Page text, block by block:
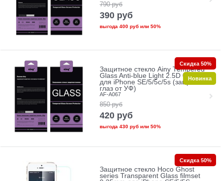
790 руб
390 руб
выгода 400 рубили 50%
Защитное стекло Ainy Tempered
Glass Anti-blue Light 2.5D 0.33mm
для iPhone SE/5/5c/5s (защита
глаз от УФ)
AF-A067
850 руб
420 руб
выгода 430 рубили 50%
Скидка 50%
Новинка
Защитное стекло Hoco Ghost
series Transparent Glass filmset
Скидка 50%